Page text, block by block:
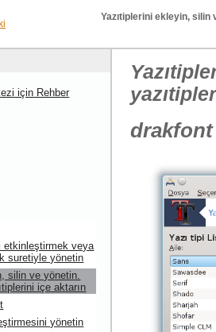
Yazıtiplerini ekleyin, silin
drakfont
için Rehber
etkinleştirmek veya
suretiyle yönetin
silin ve yönetin.
içe aktarın
yönetin